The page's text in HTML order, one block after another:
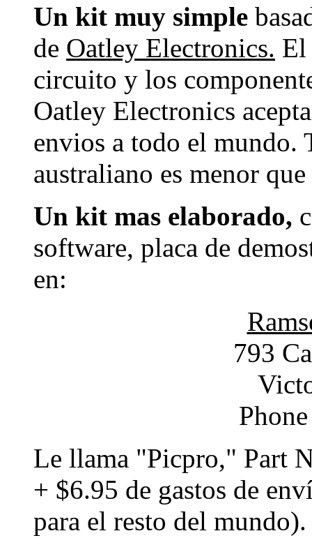
Un kit muy simple
de Oatley Electronics. El
circuito y los
Oatley Electronics
envios a todo el mundo.
australiano es menor
Un kit mas elaborado,
software, placa de
en:
793
Le llama "Picpro," Part
+ $6.95 de gastos de
para el resto del